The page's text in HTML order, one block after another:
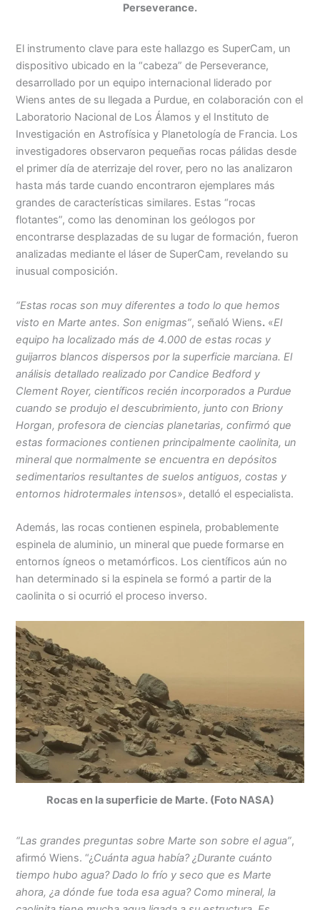
Perseverance.
El instrumento clave para este hallazgo es SuperCam, un
dispositivo ubicado en la “cabeza” de Perseverance,
desarrollado por un equipo internacional liderado por
Wiens antes de su llegada a Purdue, en colaboración con el
Laboratorio Nacional de Los Álamos y el Instituto de
Investigación en Astrofísica y Planetología de Francia. Los
investigadores observaron pequeñas rocas pálidas desde
el primer día de aterrizaje del rover, pero no las analizaron
hasta más tarde cuando encontraron ejemplares más
grandes de características similares. Estas “rocas
flotantes”, como las denominan los geólogos por
encontrarse desplazadas de su lugar de formación, fueron
analizadas mediante el láser de SuperCam, revelando su
inusual composición.
“Estas rocas son muy diferentes a todo lo que hemos
visto en Marte antes. Son enigmas”, señaló Wiens. «El
equipo ha localizado más de 4.000 de estas rocas y
guijarros blancos dispersos por la superficie marciana. El
análisis detallado realizado por Candice Bedford y
Clement Royer, científicos recién incorporados a Purdue
cuando se produjo el descubrimiento, junto con Briony
Horgan, profesora de ciencias planetarias, confirmó que
estas formaciones contienen principalmente caolinita, un
mineral que normalmente se encuentra en depósitos
sedimentarios resultantes de suelos antiguos, costas y
entornos hidrotermales intensos», detalló el especialista.
Además, las rocas contienen espinela, probablemente
espinela de aluminio, un mineral que puede formarse en
entornos ígneos o metamórficos. Los científicos aún no
han determinado si la espinela se formó a partir de la
caolinita o si ocurrió el proceso inverso.
Rocas en la superficie de Marte. (Foto NASA)
“Las grandes preguntas sobre Marte son sobre el agua”,
afirmó Wiens. “¿Cuánta agua había? ¿Durante cuánto
tiempo hubo agua? Dado lo frío y seco que es Marte
ahora, ¿a dónde fue toda esa agua? Como mineral, la